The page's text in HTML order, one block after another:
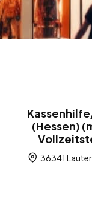
(Hessen)
36341